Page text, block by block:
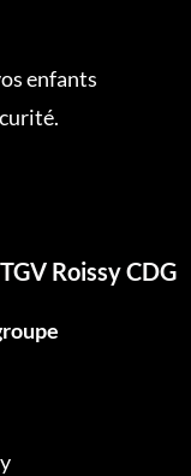
enfants
Roissy CDG